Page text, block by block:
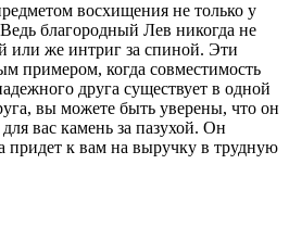
восхищения не только у
благородный Лев никогда не
или же интриг за спиной. Эти
примером, когда совместимость
друга существует в одной
вы можете быть уверены, что он
вас камень за пазухой. Он
придет к вам на выручку в трудную